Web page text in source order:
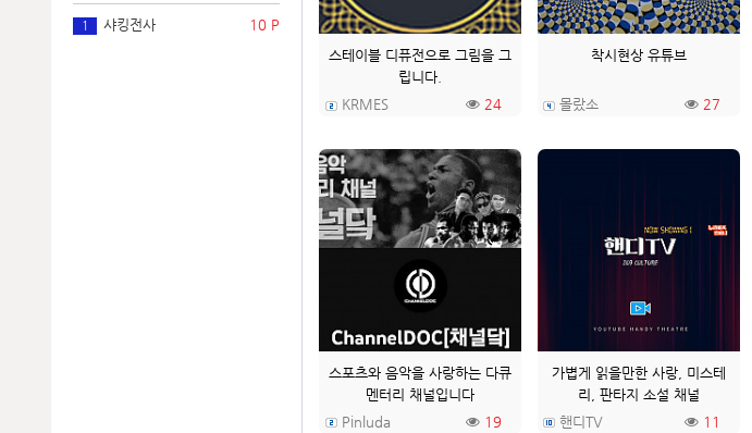
10 P
1 샤킹전사
스테이블 디퓨전으로 그림을 그
립니다.
KRMES
24
착시현상 유튜브
몰랐소 27
스포츠와 음악을 사랑하는 다큐
멘터리 채널입니다
Pinluda
19
가볍게 읽을만한 사랑, 미스테
리, 판타지 소설 채널
핸디TV
11